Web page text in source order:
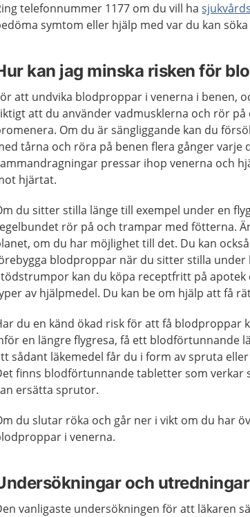
telefonnummer 1177 om du vill ha
symtom eller hjälp med var du kan
kan jag minska risken för
att undvika blodproppar i venerna i benen,
att du använder vadmusklerna och rör
Om du är sängliggande kan du
tårna och röra på benen flera gånger varje
pressar ihop venerna och
hjärtat.
du sitter stilla länge till exempel under en
rör på och trampar med fötterna.
om du har möjlighet till det. Du kan
blodproppar när du sitter stilla under
kan du köpa receptfritt på apotek
av hjälpmedel. Du kan be om hjälp att få
du en känd ökad risk för att få blodproppar
en längre flygresa, få ett blodförtunnande
sådant läkemedel får du i form av spruta
finns blodförtunnande tabletter som verkar
ersätta sprutor.
du slutar röka och går ner i vikt om du har
i venerna.
och utredningar
vanligaste undersökningen för att läkaren